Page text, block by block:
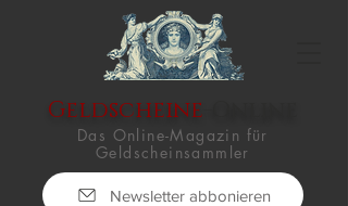
Geldscheine
Das Online-Magazin für
Geldscheinsammler
Newsletter abbonieren